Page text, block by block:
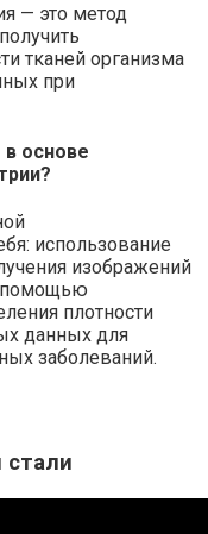
— это метод
тканей организма
при
основе
использование
изображений
помощью
плотности
данных для
заболеваний.
стали